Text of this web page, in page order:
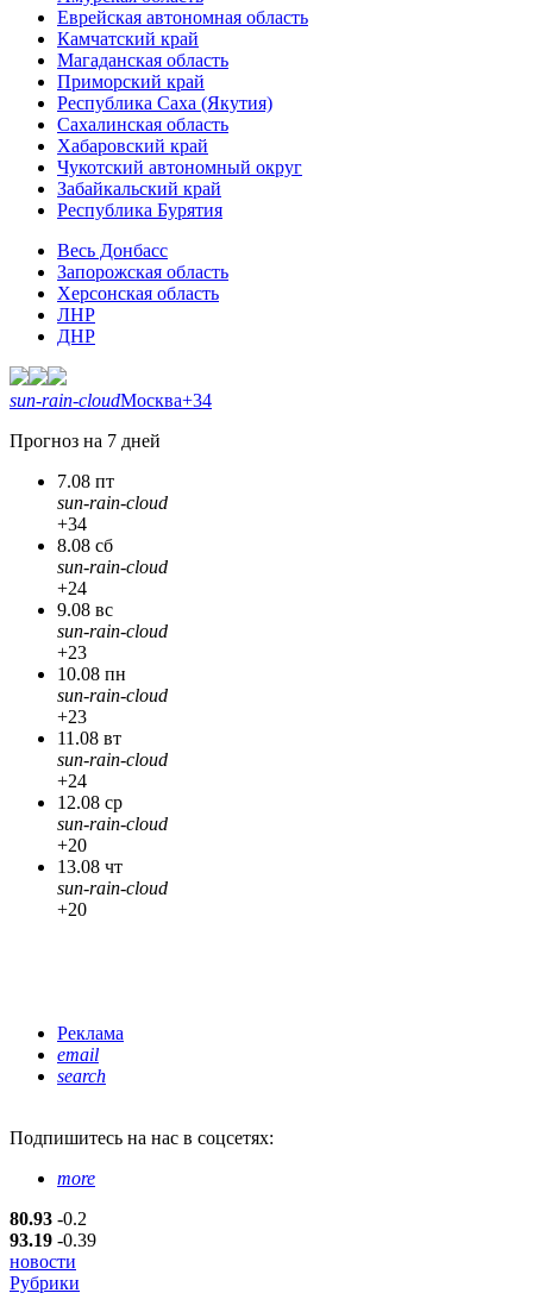
Еврейская автономная область
Камчатский край
Магаданская область
Приморский край
Республика Саха (Якутия)
Сахалинская область
Хабаровский край
Чукотский автономный округ
Забайкальский край
Республика Бурятия
Весь Донбасс
Запорожская область
Херсонская область
ЛНР
ДНР
sun-rain-cloudМосква+34
Прогноз на 7 дней
7.08 пт
sun-rain-cloud
+34
8.08 сб
sun-rain-cloud
+24
9.08 вс
sun-rain-cloud
+23
10.08 пн
sun-rain-cloud
+23
11.08 вт
sun-rain-cloud
+24
12.08 ср
sun-rain-cloud
+20
13.08 чт
sun-rain-cloud
+20
Реклама
email
search
Подпишитесь на нас в соцсетях:
more
80.93 -0.2
93.19 -0.39
новости
Рубрики